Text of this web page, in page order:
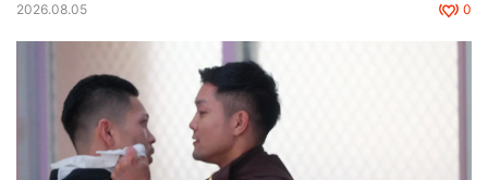
2026.08.05 0